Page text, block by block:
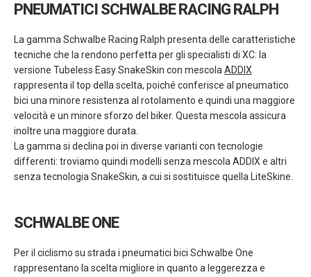
PNEUMATICI SCHWALBE RACING RALPH
La gamma Schwalbe Racing Ralph presenta delle caratteristiche
tecniche che la rendono perfetta per gli specialisti di XC: la
versione Tubeless Easy SnakeSkin con mescola ADDIX
rappresenta il top della scelta, poiché conferisce al pneumatico
bici una minore resistenza al rotolamento e quindi una maggiore
velocità e un minore sforzo del biker. Questa mescola assicura
inoltre una maggiore durata.
La gamma si declina poi in diverse varianti con tecnologie
differenti: troviamo quindi modelli senza mescola ADDIX e altri
senza tecnologia SnakeSkin, a cui si sostituisce quella LiteSkine.
SCHWALBE ONE
Per il ciclismo su strada i pneumatici bici Schwalbe One
rappresentano la scelta migliore in quanto a leggerezza e